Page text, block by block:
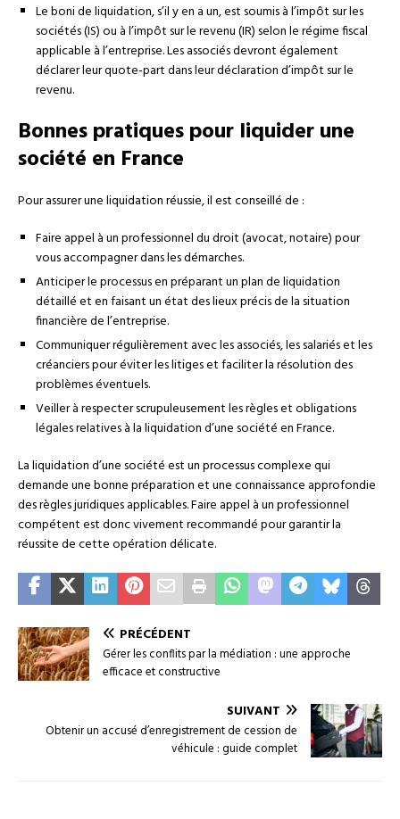
Le boni de liquidation, s’il y en a un, est soumis à l’impôt sur les
sociétés (IS) ou à l’impôt sur le revenu (IR) selon le régime fiscal
applicable à l’entreprise. Les associés devront également
déclarer leur quote-part dans leur déclaration d’impôt sur le
revenu.
Bonnes pratiques pour liquider une
société en France
Pour assurer une liquidation réussie, il est conseillé de :
Faire appel à un professionnel du droit (avocat, notaire) pour
vous accompagner dans les démarches.
Anticiper le processus en préparant un plan de liquidation
détaillé et en faisant un état des lieux précis de la situation
financière de l’entreprise.
Communiquer régulièrement avec les associés, les salariés et les
créanciers pour éviter les litiges et faciliter la résolution des
problèmes éventuels.
Veiller à respecter scrupuleusement les règles et obligations
légales relatives à la liquidation d’une société en France.
La liquidation d’une société est un processus complexe qui
demande une bonne préparation et une connaissance approfondie
des règles juridiques applicables. Faire appel à un professionnel
compétent est donc vivement recommandé pour garantir la
réussite de cette opération délicate.
PRÉCÉDENT
Gérer les conflits par la médiation : une approche
efficace et constructive
SUIVANT
Obtenir un accusé d’enregistrement de cession de
véhicule : guide complet